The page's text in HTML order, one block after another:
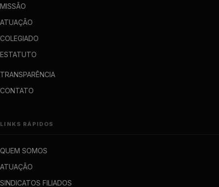
MISSÃO
ATUAÇÃO
COLEGIADO
ESTATUTO
TRANSPARÊNCIA
CONTATO
LINKS RÁPIDOS
QUEM SOMOS
ATUAÇÃO
SINDICATOS FILIADOS